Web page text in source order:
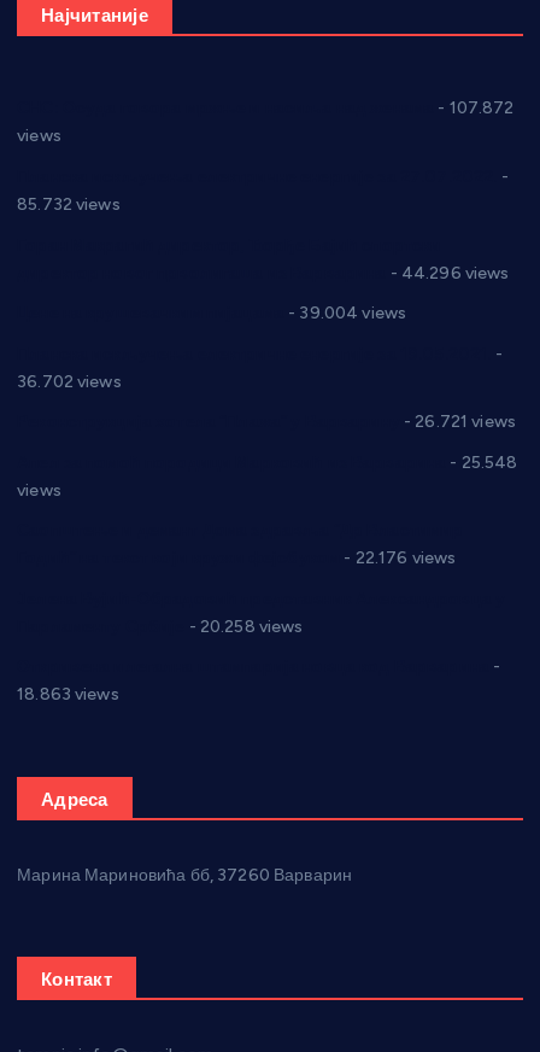
Најчитаније
- 107.872
views
-
85.732 views
- 44.296 views
- 39.004 views
-
36.702 views
- 26.721 views
- 25.548
views
- 22.176 views
- 20.258 views
-
18.863 views
Адреса
Марина Мариновића бб, 37260 Варварин
Контакт